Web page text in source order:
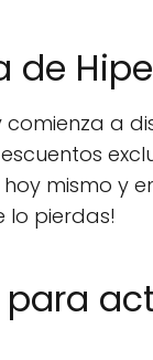
de
a
mismo y
lo pierdas!